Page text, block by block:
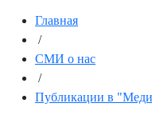
Главная
/
СМИ о нас
/
Публикации в